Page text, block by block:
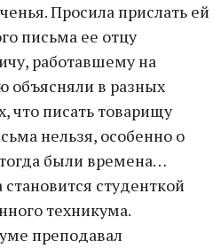
Просила прислать ей
письма ее отцу
работавшему на
объясняли в разных
что писать товарищу
нельзя, особенно о
были времена…
студенткой
техникума.
преподавал